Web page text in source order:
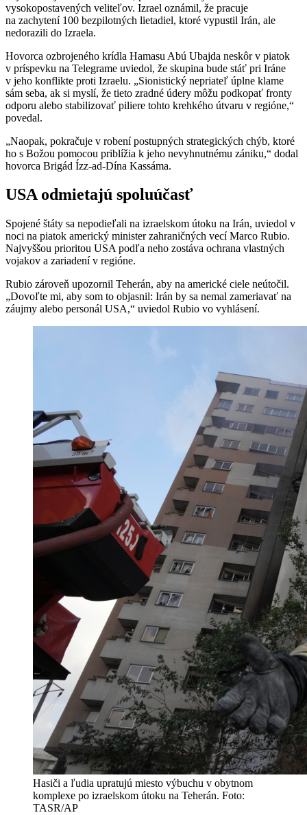
vysokopostavených veliteľov. Izrael oznámil, že pracuje
na zachytení 100 bezpilotných lietadiel, ktoré vypustil Irán, ale
nedorazili do Izraela.
Hovorca ozbrojeného krídla Hamasu Abú Ubajda neskôr v piatok
v príspevku na Telegrame uviedol, že skupina bude stáť pri Iráne
v jeho konflikte proti Izraelu. „Sionistický nepriateľ úplne klame
sám seba, ak si myslí, že tieto zradné údery môžu podkopať fronty
odporu alebo stabilizovať piliere tohto krehkého útvaru v regióne,“
povedal.
„Naopak, pokračuje v robení postupných strategických chýb, ktoré
ho s Božou pomocou priblížia k jeho nevyhnutnému zániku,“ dodal
hovorca Brigád Ízz-ad-Dína Kassáma.
USA odmietajú spoluúčasť
Spojené štáty sa nepodieľali na izraelskom útoku na Irán, uviedol v
noci na piatok americký minister zahraničných vecí Marco Rubio.
Najvyššou prioritou USA podľa neho zostáva ochrana vlastných
vojakov a zariadení v regióne.
Rubio zároveň upozornil Teherán, aby na americké ciele neútočil.
„Dovoľte mi, aby som to objasnil: Irán by sa nemal zameriavať na
záujmy alebo personál USA,“ uviedol Rubio vo vyhlásení.
Hasiči a ľudia upratujú miesto výbuchu v obytnom
komplexe po izraelskom útoku na Teherán. Foto:
TASR/AP